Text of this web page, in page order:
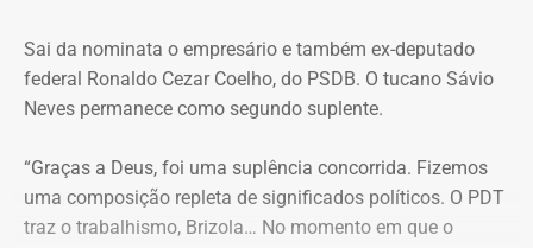
Nomeações vieram em dose
homeopática
No outro lado da balança das publicações do Diário
Oficial, Couto fez mudanças pontuais e assinou apenas 2
únicas nomeações para o segundo e terceiro escalões do
Durante uma busca e apreensão no escritório ligado à ex-
prefeita de Magé, foram encontradas cópias de folhas
processuais com treinos de rubricas e assinaturas.
Núbia Cozzolino alega injustiça e
irregularidades
Sai da nominata o empresário e também ex-deputado
federal Ronaldo Cezar Coelho, do PSDB. O tucano Sávio
Neves permanece como segundo suplente.
“Graças a Deus, foi uma suplência concorrida. Fizemos
uma composição repleta de significados políticos. O PDT
traz o trabalhismo, Brizola… No momento em que o